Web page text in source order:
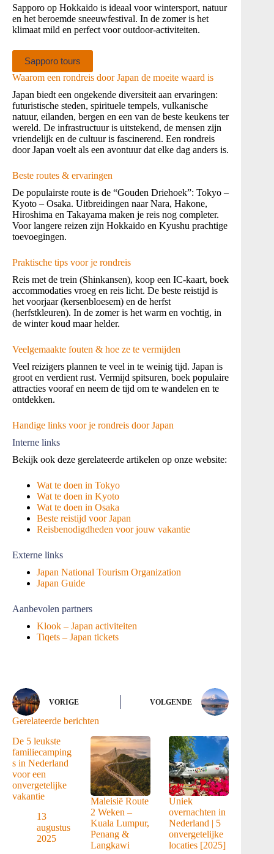
Sapporo op Hokkaido is ideaal voor wintersport, natuur
en het beroemde sneeuwfestival. In de zomer is het
klimaat mild en perfect voor outdoor‑activiteiten.
Sapporo tours
Waarom een rondreis door Japan de moeite waard is
Japan biedt een ongekende diversiteit aan ervaringen:
futuristische steden, spirituele tempels, vulkanische
natuur, eilanden, bergen en een van de beste keukens ter
wereld. De infrastructuur is uitstekend, de mensen zijn
vriendelijk en de cultuur is fascinerend. Een rondreis
door Japan voelt als een avontuur dat elke dag anders is.
Beste routes & ervaringen
De populairste route is de “Gouden Driehoek”: Tokyo –
Kyoto – Osaka. Uitbreidingen naar Nara, Hakone,
Hiroshima en Takayama maken je reis nog completer.
Voor langere reizen zijn Hokkaido en Kyushu prachtige
toevoegingen.
Praktische tips voor je rondreis
Reis met de trein (Shinkansen), koop een IC‑kaart, boek
accommodaties vroeg en reis licht. De beste reistijd is
het voorjaar (kersenbloesem) en de herfst
(herfstkleuren). In de zomer is het warm en vochtig, in
de winter koud maar helder.
Veelgemaakte fouten & hoe ze te vermijden
Veel reizigers plannen te veel in te weinig tijd. Japan is
groot en verdient rust. Vermijd spitsuren, boek populaire
attracties vooraf en neem de tijd om te wandelen en te
ontdekken.
Handige links voor je rondreis door Japan
Interne links
Bekijk ook deze gerelateerde artikelen op onze website:
Wat te doen in Tokyo
Wat te doen in Kyoto
Wat te doen in Osaka
Beste reistijd voor Japan
Reisbenodigdheden voor jouw vakantie
Externe links
Japan National Tourism Organization
Japan Guide
Aanbevolen partners
Klook – Japan activiteiten
Tiqets – Japan tickets
VORIGE VOLGENDE
Gerelateerde berichten
De 5 leukste
familiecamping
s in Nederland
voor een
onvergetelijke
vakantie
13
augustus
2025
Maleisië Route
2 Weken –
Kuala Lumpur,
Penang &
Langkawi
Uniek
overnachten in
Nederland | 5
onvergetelijke
locaties [2025]